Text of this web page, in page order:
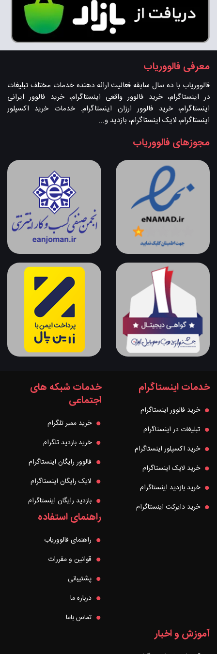
معرفی فالووریاب
فالووریاب با ده سال سابقه فعالیت ارائه دهنده خدمات مختلف تبلیغات
در اینستاگرام، خرید فالوور واقعی اینستاگرام، خرید فالوور ایرانی
اینستاگرام، خرید فالوور ارزان اینستاگرام. خدمات خرید اکسپلور
اینستاگرام، لایک اینستاگرام، بازدید و...
مجوزهای فالووریاب
خدمات اینستاگرام
خرید فالوور اینستاگرام
تبلیغات در اینستاگرام
خرید اکسپلور اینستاگرام
خرید لایک اینستاگرام
خرید بازدید اینستاگرام
خرید دایرکت اینستاگرام
خدمات شبکه های
اجتماعی
خرید ممبر تلگرام
خرید بازدید تلگرام
فالوور رایگان اینستاگرام
لایک رایگان اینستاگرام
بازدید رایگان اینستاگرام
راهنمای استفاده
راهنمای فالووریاب
قوانین و مقررات
پشتیبانی
درباره ما
تماس باما
آموزش و اخبار